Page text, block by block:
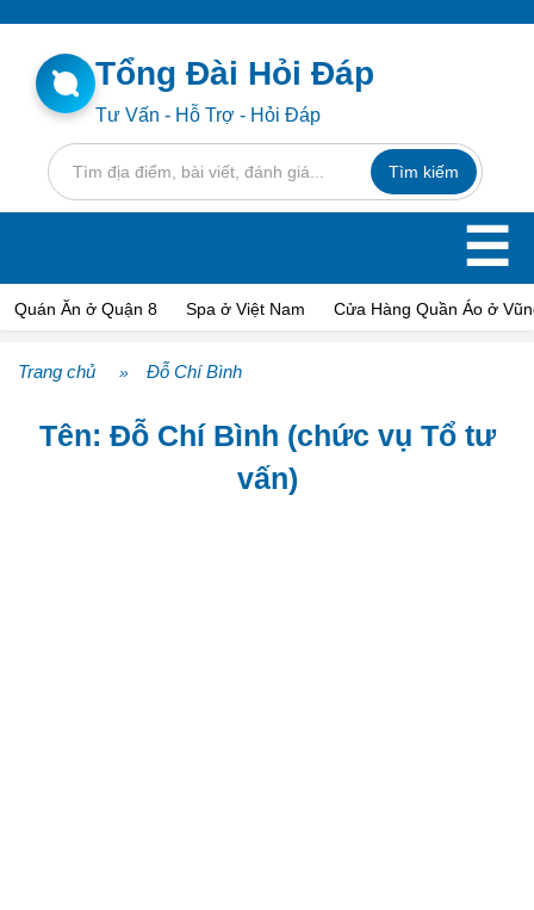
Tổng Đài Hỏi Đáp
Tư Vấn - Hỗ Trợ - Hỏi Đáp
☰
Quán Ăn ở Quận 8 Spa ở Việt Nam Cửa Hàng Quần Áo ở
Trang chủ » Đỗ Chí Bình
Tên: Đỗ Chí Bình (chức vụ Tổ tư
vấn)